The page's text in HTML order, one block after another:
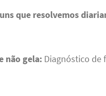
que resolvemos
não gela:Diagnóstico de